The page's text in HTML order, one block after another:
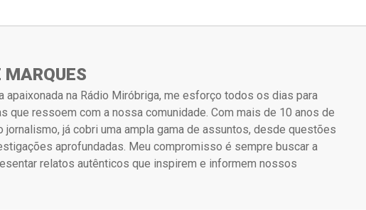
apaixonada na Rádio Miróbriga, me esforço todos os dias para
que ressoem com a nossa comunidade. Com mais de 10 anos de
jornalismo, já cobri uma ampla gama de assuntos, desde questões
aprofundadas. Meu compromisso é sempre buscar a
relatos autênticos que inspirem e informem nossos